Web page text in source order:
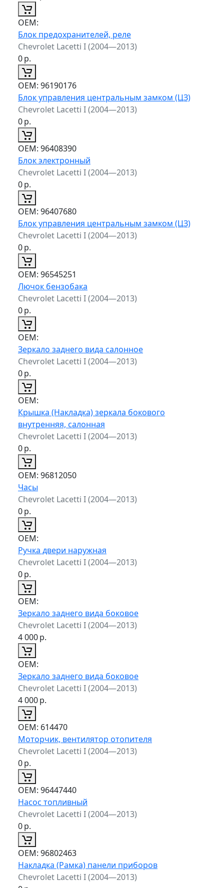
ОЕМ:
Блок предохранителей, реле
Chevrolet Lacetti I (2004—2013)
0р.
ОЕМ: 96190176
Блок управления центральным замком (ЦЗ)
Chevrolet Lacetti I (2004—2013)
0р.
ОЕМ: 96408390
Блок электронный
Chevrolet Lacetti I (2004—2013)
0р.
ОЕМ: 96407680
Блок управления центральным замком (ЦЗ)
Chevrolet Lacetti I (2004—2013)
0р.
ОЕМ: 96545251
Лючок бензобака
Chevrolet Lacetti I (2004—2013)
0р.
ОЕМ:
Зеркало заднего вида салонное
Chevrolet Lacetti I (2004—2013)
0р.
ОЕМ:
Крышка (Накладка) зеркала бокового
внутренняя, салонная
Chevrolet Lacetti I (2004—2013)
0р.
ОЕМ: 96812050
Часы
Chevrolet Lacetti I (2004—2013)
0р.
ОЕМ:
Ручка двери наружная
Chevrolet Lacetti I (2004—2013)
0р.
ОЕМ:
Зеркало заднего вида боковое
Chevrolet Lacetti I (2004—2013)
4 000р.
ОЕМ:
Зеркало заднего вида боковое
Chevrolet Lacetti I (2004—2013)
4 000р.
ОЕМ: 614470
Моторчик, вентилятор отопителя
Chevrolet Lacetti I (2004—2013)
0р.
ОЕМ: 96447440
Насос топливный
Chevrolet Lacetti I (2004—2013)
0р.
ОЕМ: 96802463
Накладка (Рамка) панели приборов
Chevrolet Lacetti I (2004—2013)